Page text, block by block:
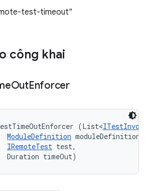
test-timeout"
công khai
OutEnforcer
(List<
ModuleDefinition
IRemoteTest test,
Duration timeOut)